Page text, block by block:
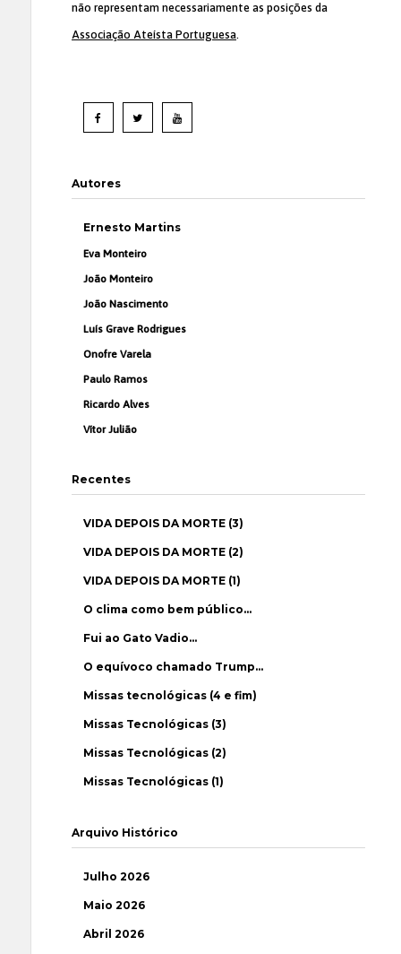
não representam necessariamente as posições da
Associação Ateísta Portuguesa.
Autores
Ernesto Martins
Eva Monteiro
João Monteiro
João Nascimento
Luís Grave Rodrigues
Onofre Varela
Paulo Ramos
Ricardo Alves
Vítor Julião
Recentes
VIDA DEPOIS DA MORTE (3)
VIDA DEPOIS DA MORTE (2)
VIDA DEPOIS DA MORTE (1)
O clima como bem público…
Fui ao Gato Vadio…
O equívoco chamado Trump…
Missas tecnológicas (4 e fim)
Missas Tecnológicas (3)
Missas Tecnológicas (2)
Missas Tecnológicas (1)
Arquivo Histórico
Julho 2026
Maio 2026
Abril 2026